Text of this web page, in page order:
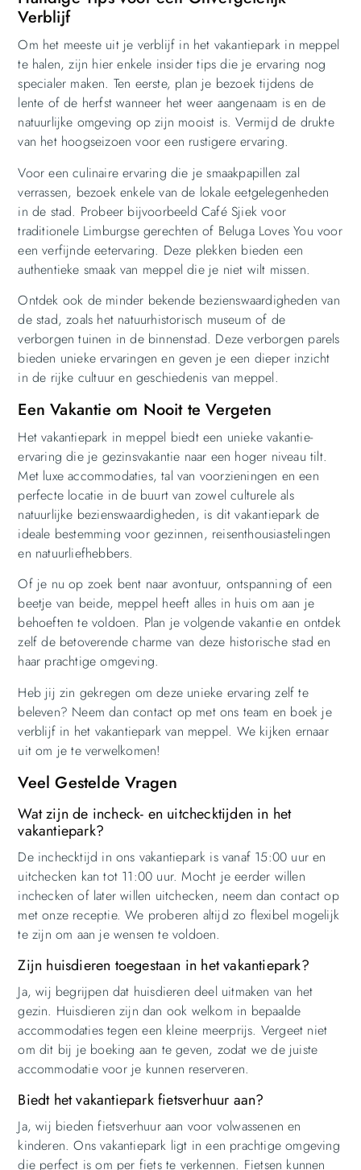
Verblijf
Om het meeste uit je verblijf in het vakantiepark in meppel
te halen, zijn hier enkele insider tips die je ervaring nog
specialer maken. Ten eerste, plan je bezoek tijdens de
lente of de herfst wanneer het weer aangenaam is en de
natuurlijke omgeving op zijn mooist is. Vermijd de drukte
van het hoogseizoen voor een rustigere ervaring.
Voor een culinaire ervaring die je smaakpapillen zal
verrassen, bezoek enkele van de lokale eetgelegenheden
in de stad. Probeer bijvoorbeeld Café Sjiek voor
traditionele Limburgse gerechten of Beluga Loves You voor
een verfijnde eetervaring. Deze plekken bieden een
authentieke smaak van meppel die je niet wilt missen.
Ontdek ook de minder bekende bezienswaardigheden van
de stad, zoals het natuurhistorisch museum of de
verborgen tuinen in de binnenstad. Deze verborgen parels
bieden unieke ervaringen en geven je een dieper inzicht
in de rijke cultuur en geschiedenis van meppel.
Een Vakantie om Nooit te Vergeten
Het vakantiepark in meppel biedt een unieke vakantie-
ervaring die je gezinsvakantie naar een hoger niveau tilt.
Met luxe accommodaties, tal van voorzieningen en een
perfecte locatie in de buurt van zowel culturele als
natuurlijke bezienswaardigheden, is dit vakantiepark de
ideale bestemming voor gezinnen, reisenthousiastelingen
en natuurliefhebbers.
Of je nu op zoek bent naar avontuur, ontspanning of een
beetje van beide, meppel heeft alles in huis om aan je
behoeften te voldoen. Plan je volgende vakantie en ontdek
zelf de betoverende charme van deze historische stad en
haar prachtige omgeving.
Heb jij zin gekregen om deze unieke ervaring zelf te
beleven? Neem dan contact op met ons team en boek je
verblijf in het vakantiepark van meppel. We kijken ernaar
uit om je te verwelkomen!
Veel Gestelde Vragen
Wat zijn de incheck- en uitchecktijden in het
vakantiepark?
De inchecktijd in ons vakantiepark is vanaf 15:00 uur en
uitchecken kan tot 11:00 uur. Mocht je eerder willen
inchecken of later willen uitchecken, neem dan contact op
met onze receptie. We proberen altijd zo flexibel mogelijk
te zijn om aan je wensen te voldoen.
Zijn huisdieren toegestaan in het vakantiepark?
Ja, wij begrijpen dat huisdieren deel uitmaken van het
gezin. Huisdieren zijn dan ook welkom in bepaalde
accommodaties tegen een kleine meerprijs. Vergeet niet
om dit bij je boeking aan te geven, zodat we de juiste
accommodatie voor je kunnen reserveren.
Biedt het vakantiepark fietsverhuur aan?
Ja, wij bieden fietsverhuur aan voor volwassenen en
kinderen. Ons vakantiepark ligt in een prachtige omgeving
die perfect is om per fiets te verkennen. Fietsen kunnen